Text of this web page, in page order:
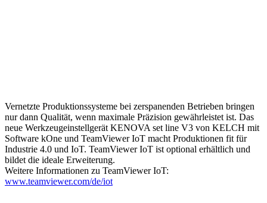
Vernetzte Produktionssysteme bei zerspanenden Betrieben bringen
nur dann Qualität, wenn maximale Präzision gewährleistet ist. Das
neue Werkzeugeinstellgerät KENOVA set line V3 von KELCH mit
Software kOne und TeamViewer IoT macht Produktionen fit für
Industrie 4.0 und IoT. TeamViewer IoT ist optional erhältlich und
bildet die ideale Erweiterung.
Weitere Informationen zu TeamViewer IoT:
www.teamviewer.com/de/iot